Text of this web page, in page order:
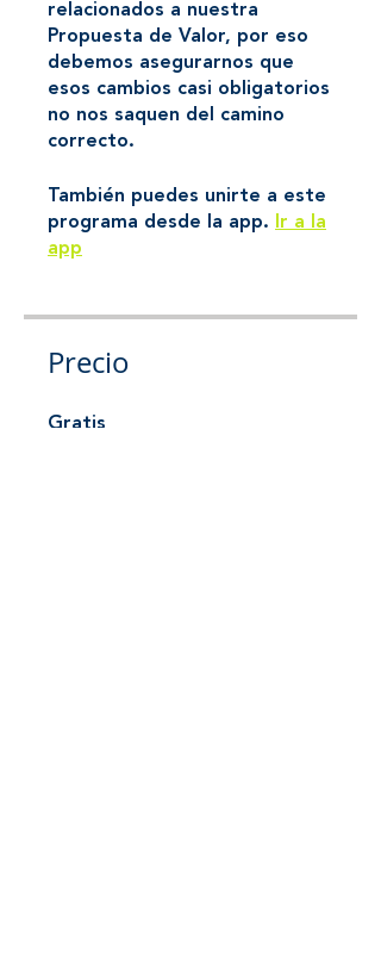
relacionados a nuestra
Propuesta de Valor, por eso
debemos asegurarnos que
esos cambios casi obligatorios
no nos saquen del camino
correcto.
También puedes unirte a este
programa desde la app.
Ir a la
app
Precio
Gratis